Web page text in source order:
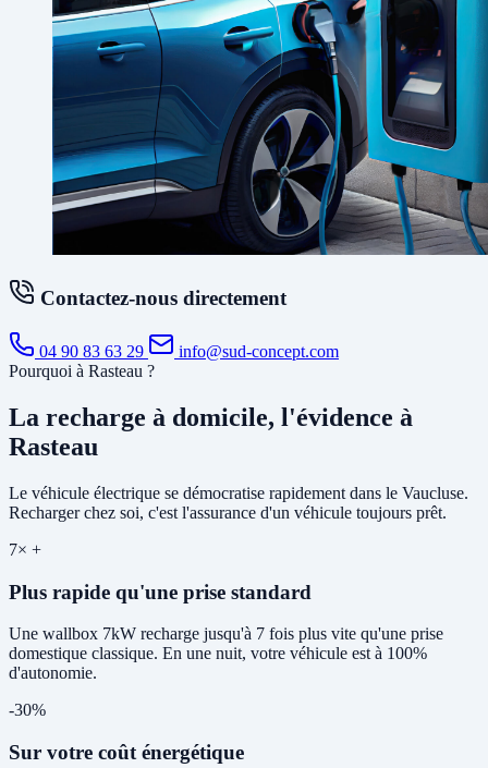
Contactez-nous directement
04 90 83 63 29
info@sud-concept.com
Pourquoi à Rasteau ?
La recharge à domicile, l'évidence à
Rasteau
Le véhicule électrique se démocratise rapidement dans le Vaucluse.
Recharger chez soi, c'est l'assurance d'un véhicule toujours prêt.
7× +
Plus rapide qu'une prise standard
Une wallbox 7kW recharge jusqu'à 7 fois plus vite qu'une prise
domestique classique. En une nuit, votre véhicule est à 100%
d'autonomie.
-30%
Sur votre coût énergétique